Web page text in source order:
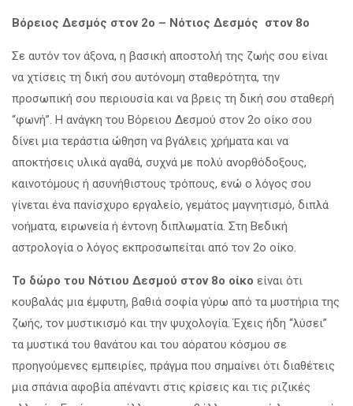
Βόρειος Δεσμός στον 2ο – Νότιος Δεσμός στον 8ο
Σε αυτόν τον άξονα, η βασική αποστολή της ζωής σου είναι
να χτίσεις τη δική σου αυτόνομη σταθερότητα, την
προσωπική σου περιουσία και να βρεις τη δική σου σταθερή
“φωνή”. Η ανάγκη του Βόρειου Δεσμού στον 2ο οίκο σου
δίνει μια τεράστια ώθηση να βγάλεις χρήματα και να
αποκτήσεις υλικά αγαθά, συχνά με πολύ ανορθόδοξους,
καινοτόμους ή ασυνήθιστους τρόπους, ενώ ο λόγος σου
γίνεται ένα πανίσχυρο εργαλείο, γεμάτος μαγνητισμό, διπλά
νοήματα, ειρωνεία ή έντονη διπλωματία. Στη Βεδική
αστρολογία ο λόγος εκπροσωπείται από τον 2ο οίκο.
Το δώρο του Νότιου Δεσμού στον 8ο οίκο είναι ότι
κουβαλάς μια έμφυτη, βαθιά σοφία γύρω από τα μυστήρια της
ζωής, τον μυστικισμό και την ψυχολογία. Έχεις ήδη “λύσει”
τα μυστικά του θανάτου και του αόρατου κόσμου σε
προηγούμενες εμπειρίες, πράγμα που σημαίνει ότι διαθέτεις
μια σπάνια αφοβία απέναντι στις κρίσεις και τις ριζικές